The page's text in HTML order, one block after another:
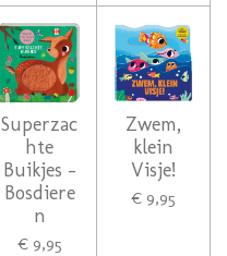
Superzac
hte
Buikjes -
Bosdiere
n
€ 9,95
Zwem,
klein
Visje!
€ 9,95